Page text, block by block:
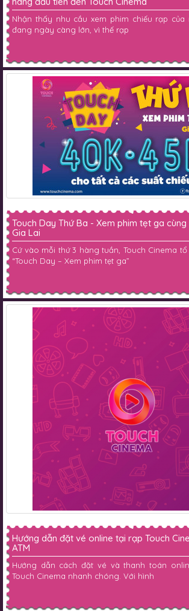
Nhận thấy nhu cầu xem phim chiếu rạp của
đang ngày càng lớn, vì thế rạp
Touch Day Thứ Ba - Xem phim tẹt ga cùng
Gia Lai
Cứ vào mỗi thứ 3 hàng tuần, Touch Cinema
“Touch Day – Xem phim tẹt ga”
Hướng dẫn đặt vé online tại rạp Touch
ATM
Hướng dẫn cách đặt vé và thanh toán
Touch Cinema nhanh chóng. Với hình